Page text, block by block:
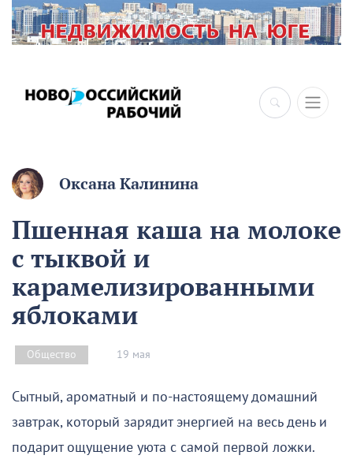
×
Оксана Калинина
Пшенная каша на молоке
с тыквой и
карамелизированными
яблоками
Общество 19 мая
Сытный, ароматный и по-настоящему домашний
завтрак, который зарядит энергией на весь день и
подарит ощущение уюта с самой первой ложки.